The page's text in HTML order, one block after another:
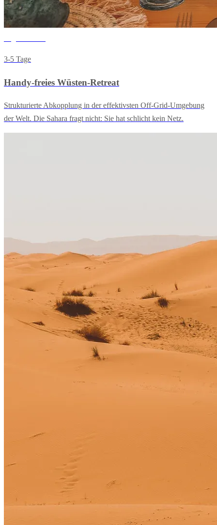
3-5 Tage
Handy-freies Wüsten-Retreat
Strukturierte Abkopplung in der effektivsten Off-Grid-Umgebung
der Welt. Die Sahara fragt nicht: Sie hat schlicht kein Netz.